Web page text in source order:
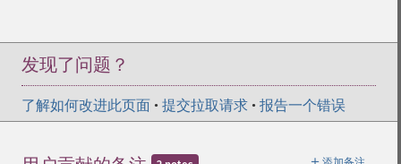
发现了问题？
了解如何改进此页面 • 提交拉取请求 • 报告一个错误